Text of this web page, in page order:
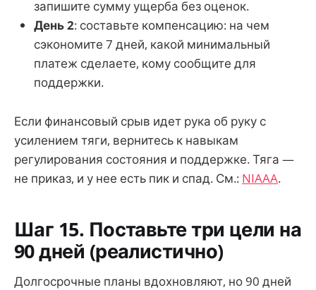
запишите сумму ущерба без оценок.
День 2: составьте компенсацию: на чем
сэкономите 7 дней, какой минимальный
платеж сделаете, кому сообщите для
поддержки.
Если финансовый срыв идет рука об руку с
усилением тяги, вернитесь к навыкам
регулирования состояния и поддержке. Тяга —
не приказ, и у нее есть пик и спад. См.: NIAAA.
Шаг 15. Поставьте три цели на
90 дней (реалистично)
Долгосрочные планы вдохновляют, но 90 дней